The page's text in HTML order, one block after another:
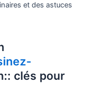
et des astuces
clés pour